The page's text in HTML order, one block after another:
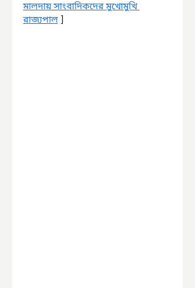
মালদায় সাংবাদিকদের মুখোমুখি
রাজ্যপাল ]